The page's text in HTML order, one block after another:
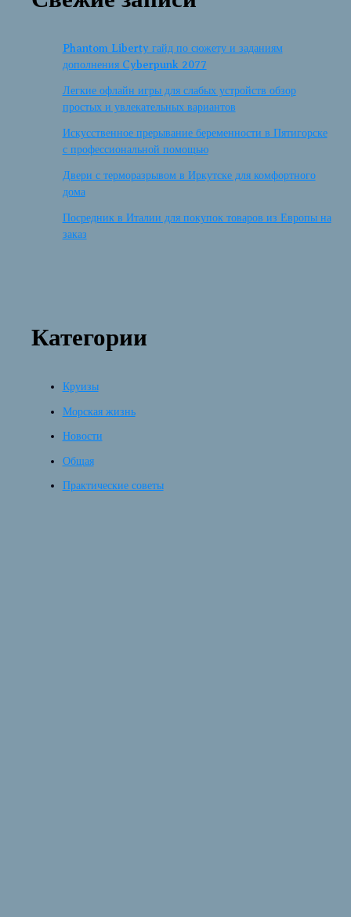
Phantom Liberty гайд по сюжету и заданиям
дополнения Cyberpunk 2077
Легкие офлайн игры для слабых устройств обзор
простых и увлекательных вариантов
Искусственное прерывание беременности в Пятигорске
с профессиональной помощью
Двери с терморазрывом в Иркутске для комфортного
дома
Посредник в Италии для покупок товаров из Европы на
заказ
Категории
Круизы
Морская жизнь
Новости
Общая
Практические советы